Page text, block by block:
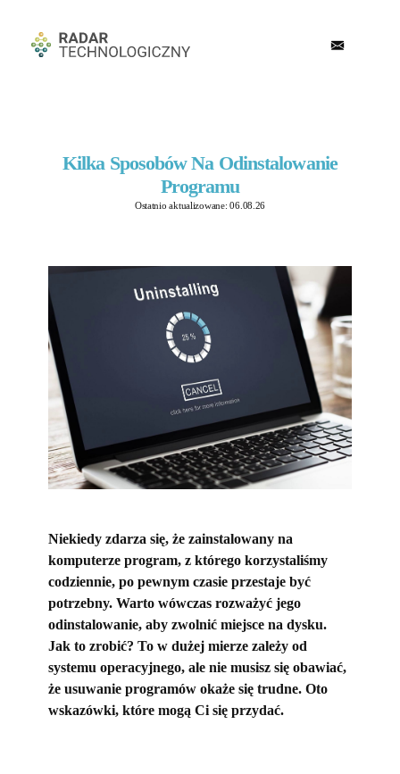
Kilka Sposobów Na Odinstalowanie
Programu
Ostatnio aktualizowane: 06.08.26
Niekiedy zdarza się, że zainstalowany na
komputerze program, z którego korzystaliśmy
codziennie, po pewnym czasie przestaje być
potrzebny. Warto wówczas rozważyć jego
odinstalowanie, aby zwolnić miejsce na dysku.
Jak to zrobić? To w dużej mierze zależy od
systemu operacyjnego, ale nie musisz się obawiać,
że usuwanie programów okaże się trudne. Oto
wskazówki, które mogą Ci się przydać.